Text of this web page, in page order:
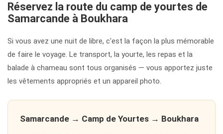
Réservez la route du camp de yourtes de
Samarcande à Boukhara
Si vous avez une nuit de libre, c'est la façon la plus mémorable
de faire le voyage. Le transport, la yourte, les repas et la
balade à chameau sont tous organisés — vous apportez juste
les vêtements appropriés et un appareil photo.
Samarcande → Camp de Yourtes → Boukhara